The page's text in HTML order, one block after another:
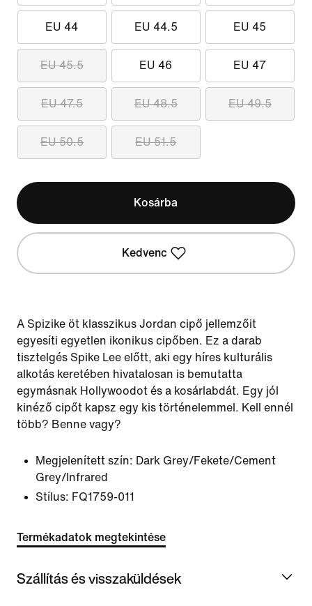
EU 44 EU 44.5 EU 45
EU 45.5 EU 46 EU 47
EU 47.5 EU 48.5 EU 49.5
EU 50.5 EU 51.5
Kosárba
Kedvenc
A Spizike öt klasszikus Jordan cipő jellemzőit
egyesíti egyetlen ikonikus cipőben. Ez a darab
tisztelgés Spike Lee előtt, aki egy híres kulturális
alkotás keretében hivatalosan is bemutatta
egymásnak Hollywoodot és a kosárlabdát. Egy jól
kinéző cipőt kapsz egy kis történelemmel. Kell ennél
több? Benne vagy?
Megjelenített szín: Dark Grey/Fekete/Cement
Grey/Infrared
Stílus: FQ1759-011
Termékadatok megtekintése
Szállítás és visszaküldések